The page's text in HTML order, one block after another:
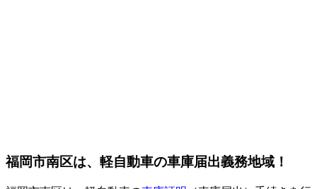
福岡市南区は、軽自動車の車庫届出義務地域！